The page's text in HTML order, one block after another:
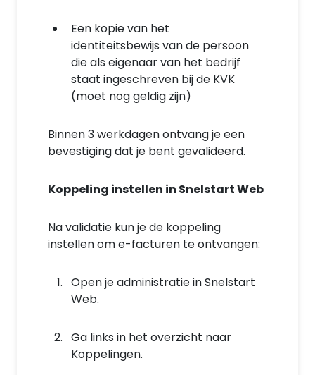
Een kopie van het
identiteitsbewijs van de persoon
die als eigenaar van het bedrijf
staat ingeschreven bij de KVK
(moet nog geldig zijn)
Binnen 3 werkdagen ontvang je een
bevestiging dat je bent gevalideerd.
Koppeling instellen in Snelstart Web
Na validatie kun je de koppeling
instellen om e-facturen te ontvangen:
Open je administratie in Snelstart
Web.
Ga links in het overzicht naar
Koppelingen.